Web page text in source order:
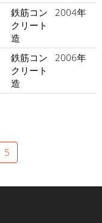
鉄筋コン
クリート
造
2004年
鉄筋コン
クリート
造
2006年
5